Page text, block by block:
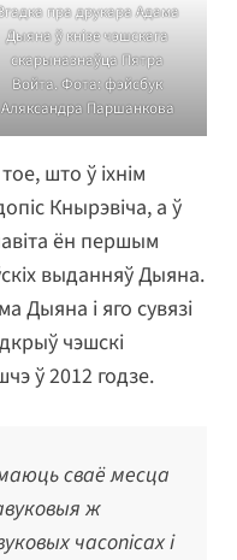
пра друкара Адама
Дыяна ў кнізе чэшскага
скарыназнаўца Пятра
Войта. Фота: фэйсбук
Аляксандра Паршанкова
што ў іхнім
Кнырэвіча, а ў
ён першым
выданняў Дыяна.
Дыяна і яго сувязі
чэшскі
ў 2012 годзе.
сваё месца
ж
часопісах і